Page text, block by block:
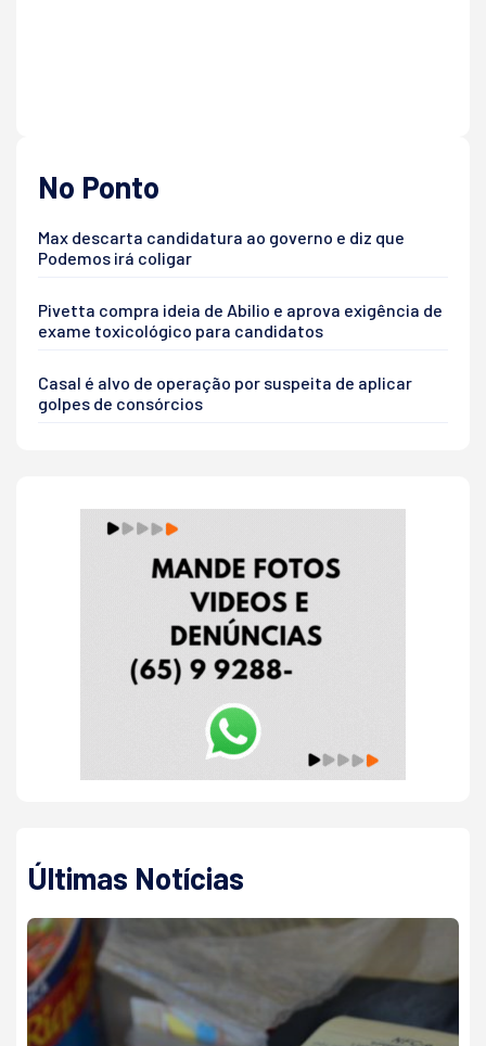
No Ponto
Max descarta candidatura ao governo e diz que
Podemos irá coligar
Pivetta compra ideia de Abilio e aprova exigência de
exame toxicológico para candidatos
Casal é alvo de operação por suspeita de aplicar
golpes de consórcios
Últimas Notícias